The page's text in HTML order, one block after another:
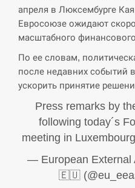
14:10
У Румунії затоплять
збільшення потоку
В Москве
дронов Украины
СЕРПЕНЬ
Біля українського
виявили дрон,
апреля в Люксембурге
Евросоюзе ожидают
масштабного
По ее словам,
после недавних событий
ускорить принятие
Press remarks by
following today´s
meeting in
— European External
🇪🇺